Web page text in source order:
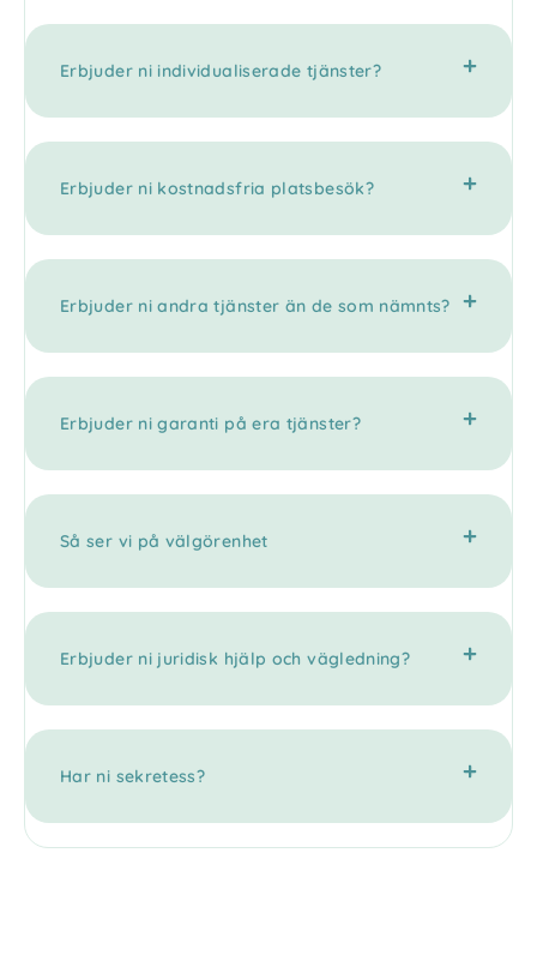
Erbjuder ni individualiserade tjänster?
Erbjuder ni kostnadsfria platsbesök?
Erbjuder ni andra tjänster än de som nämnts?
Erbjuder ni garanti på era tjänster?
Så ser vi på välgörenhet
Erbjuder ni juridisk hjälp och vägledning?
Har ni sekretess?